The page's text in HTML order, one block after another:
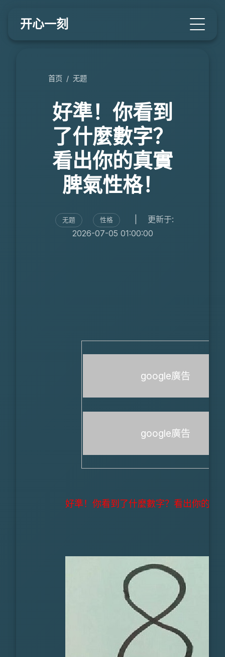
开心一刻
首页 / 无题
好準！你看到
了什麼數字？
看出你的真實
脾氣性格！
无题 性格
更新于:
2026-07-05 01:00:00
google廣告
google廣告
好準！你看到了什麼數字？看出你的真